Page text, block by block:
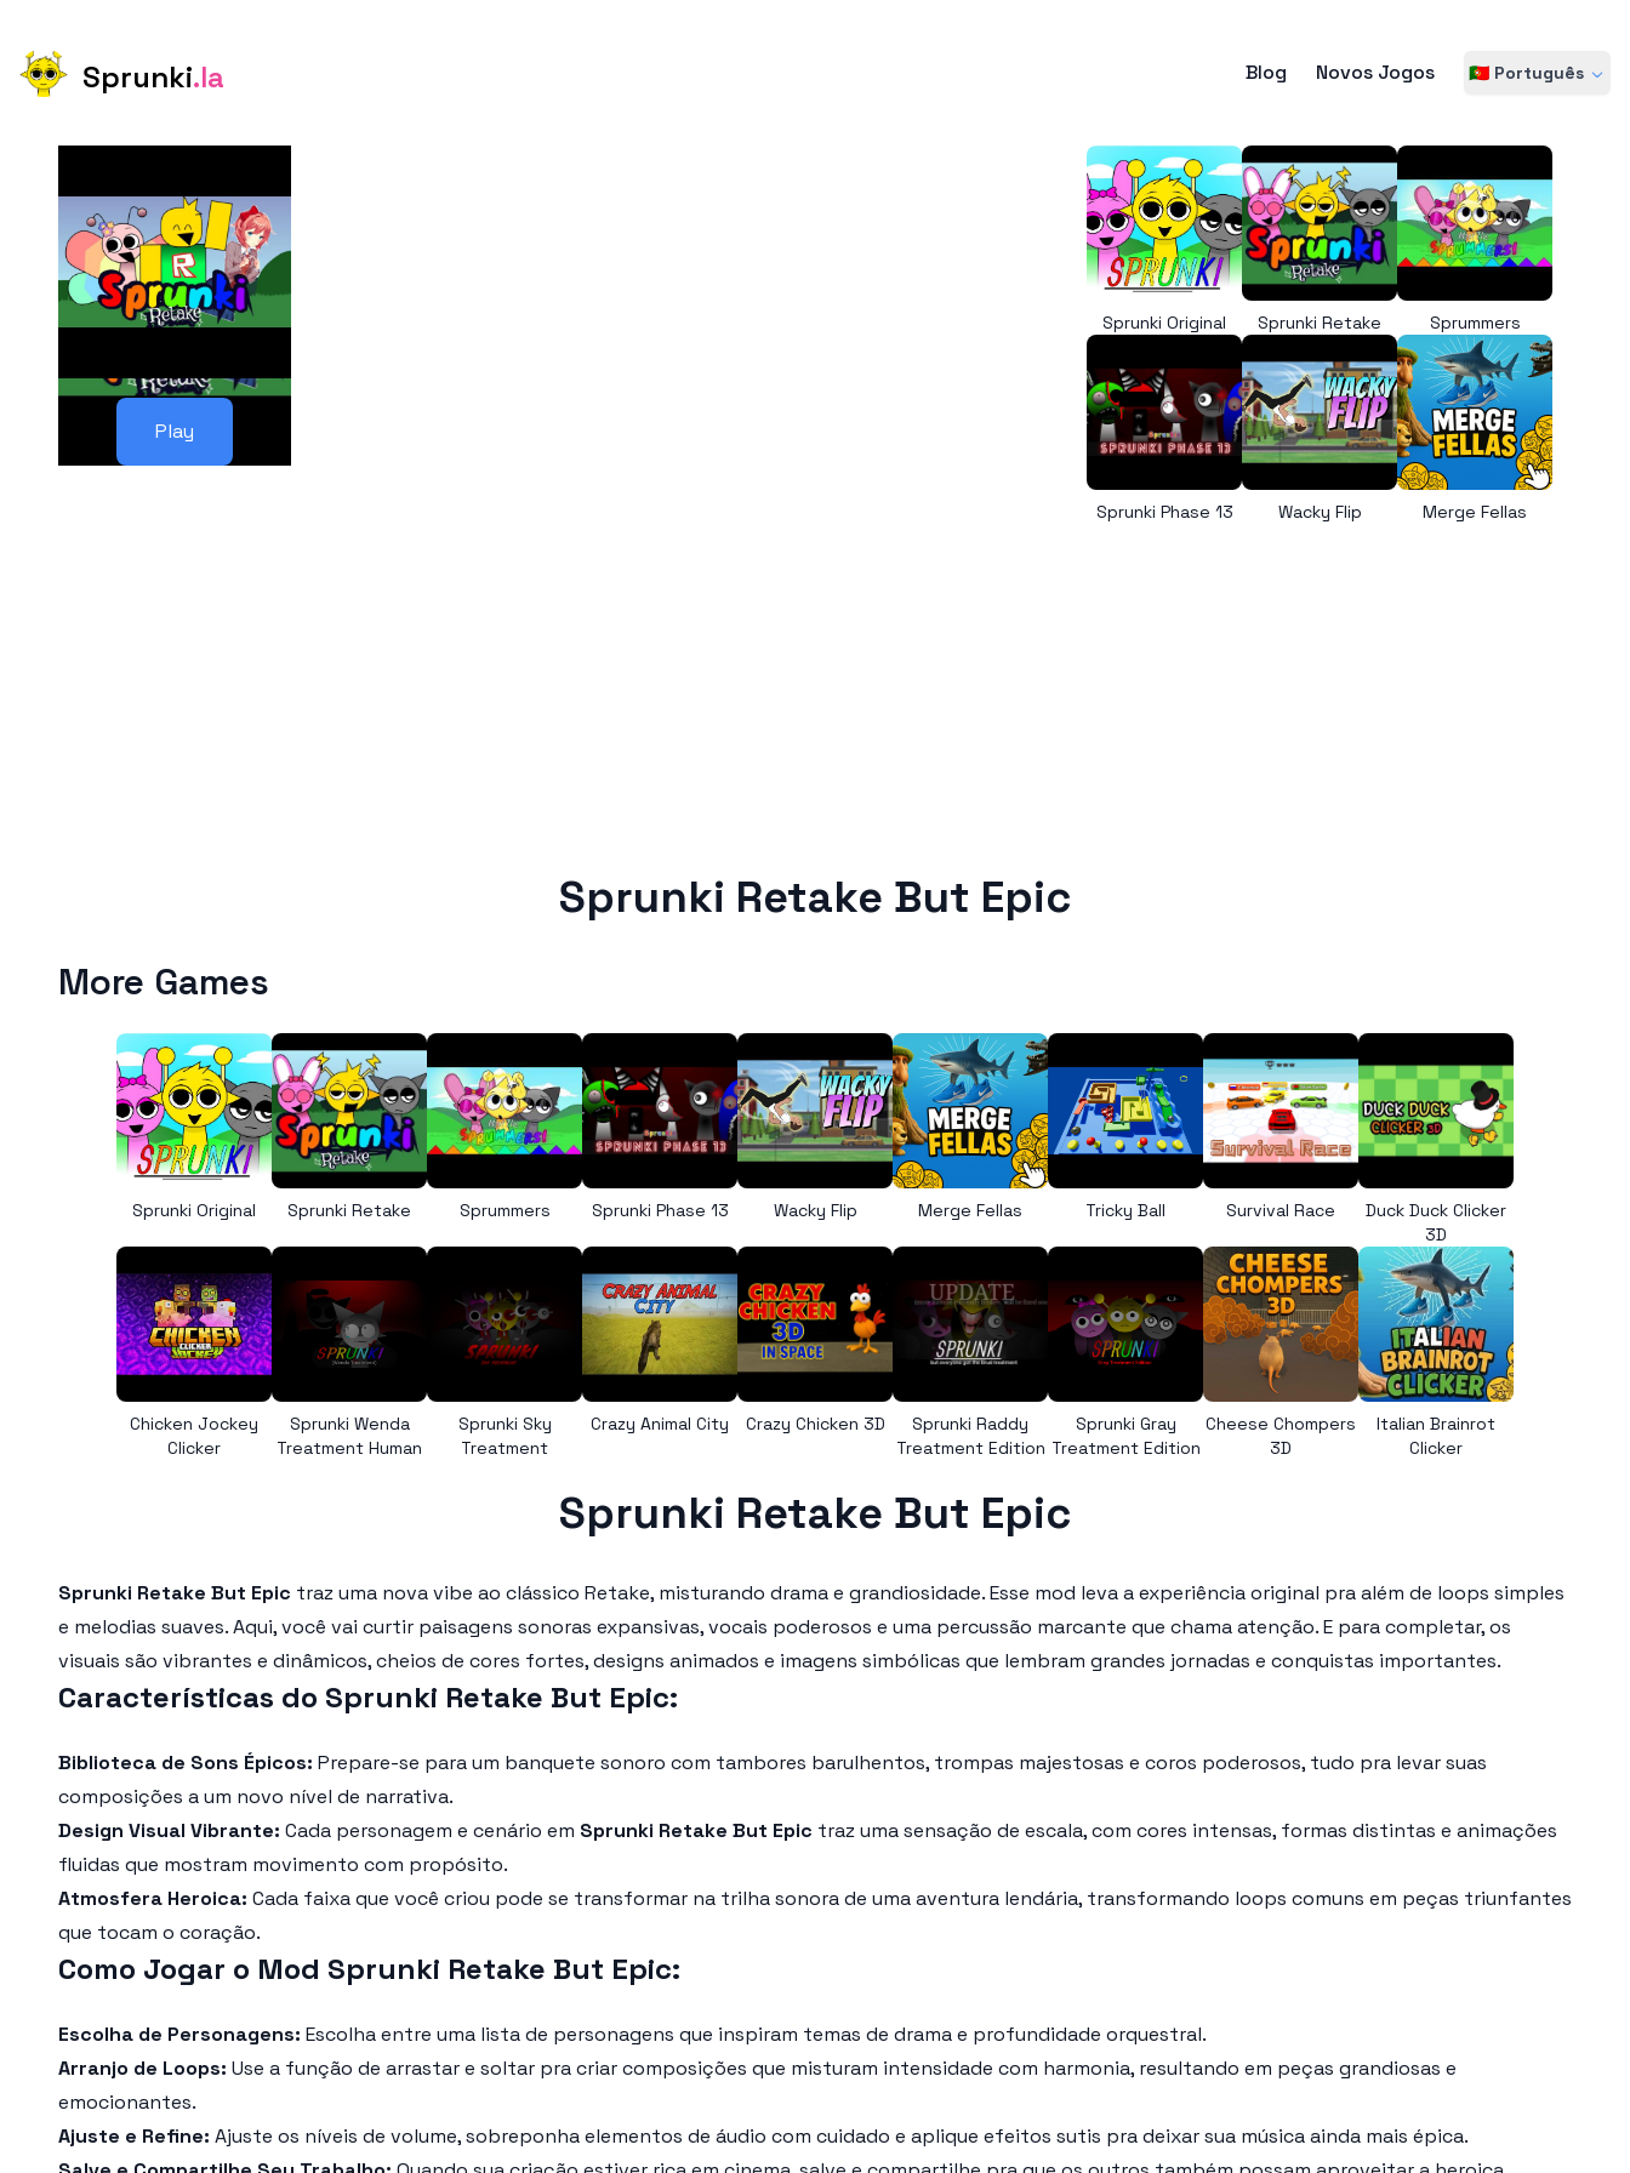
Sprunki.la Blog Novos Jogos 🇵🇹 Português
Play
Sprunki Original Sprunki Retake Sprummers
Sprunki Phase 13 Wacky Flip Merge Fellas
Sprunki Retake But Epic
More Games
Sprunki Original Sprunki Retake Sprummers Sprunki Phase 13 Wacky Flip Merge Fellas Tricky Ball Survival Race
Duck Duck Clicker
3D
Chicken Jockey
Clicker
Sprunki Wenda
Treatment Human
Sprunki Sky
Treatment
Crazy Animal City Crazy Chicken 3D
Sprunki Raddy
Treatment Edition
Sprunki Gray
Treatment Edition
Cheese Chompers
3D
Italian Brainrot
Clicker
Sprunki Retake But Epic
Sprunki Retake But Epic traz uma nova vibe ao clássico Retake, misturando drama e grandiosidade. Esse mod leva a experiência original pra além de loops simples
e melodias suaves. Aqui, você vai curtir paisagens sonoras expansivas, vocais poderosos e uma percussão marcante que chama atenção. E para completar, os
visuais são vibrantes e dinâmicos, cheios de cores fortes, designs animados e imagens simbólicas que lembram grandes jornadas e conquistas importantes.
Características do Sprunki Retake But Epic:
Biblioteca de Sons Épicos: Prepare-se para um banquete sonoro com tambores barulhentos, trompas majestosas e coros poderosos, tudo pra levar suas
composições a um novo nível de narrativa.
Design Visual Vibrante: Cada personagem e cenário em Sprunki Retake But Epic traz uma sensação de escala, com cores intensas, formas distintas e animações
fluidas que mostram movimento com propósito.
Atmosfera Heroica: Cada faixa que você criou pode se transformar na trilha sonora de uma aventura lendária, transformando loops comuns em peças triunfantes
que tocam o coração.
Como Jogar o Mod Sprunki Retake But Epic:
Escolha de Personagens: Escolha entre uma lista de personagens que inspiram temas de drama e profundidade orquestral.
Arranjo de Loops: Use a função de arrastar e soltar pra criar composições que misturam intensidade com harmonia, resultando em peças grandiosas e
emocionantes.
Ajuste e Refine: Ajuste os níveis de volume, sobreponha elementos de áudio com cuidado e aplique efeitos sutis pra deixar sua música ainda mais épica.